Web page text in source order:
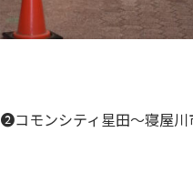
➋コモンシティ星田～寝屋